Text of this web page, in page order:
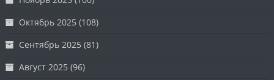
Октябрь 2025 (108)
Сентябрь 2025 (81)
Август 2025 (96)